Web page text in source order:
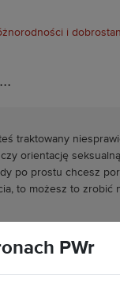
traktowany
orientację
po prostu chcesz
to możesz to zrobić
PWr